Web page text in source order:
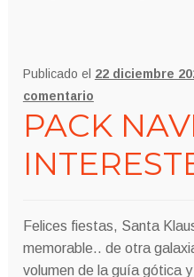
Publicado el 22 diciembre
comentario
PACK
Felices fiestas, Santa
memorable.. de otra
volumen de la guía gótica